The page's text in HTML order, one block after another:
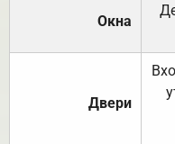
Окна
Двери